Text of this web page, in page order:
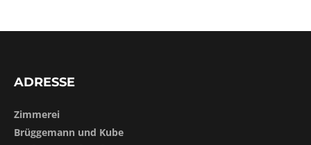
ADRESSE
Zimmerei
Brüggemann und Kube